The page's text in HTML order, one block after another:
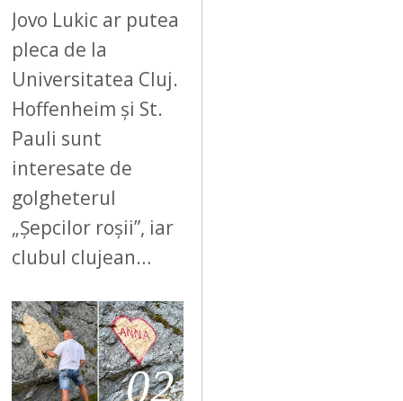
Jovo Lukic ar putea
pleca de la
Universitatea Cluj.
Hoffenheim și St.
Pauli sunt
interesate de
golgheterul
„Șepcilor roșii”, iar
clubul clujean…
02